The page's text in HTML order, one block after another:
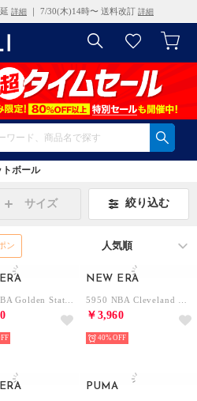
詳細 ｜ 7/30(木)14時〜 送料改訂 詳細
トボール
サイズ 絞り込む
ン
NEW ERA
￥3,960
40%
PUMA